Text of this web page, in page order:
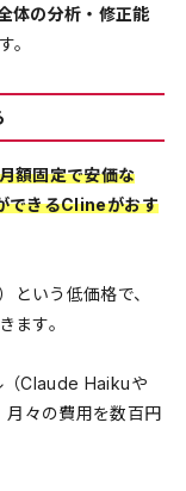
体の分析・修正能
。
額固定で安価な
できるClineがおす
いう低価格で、
ます。
（Claude Haikuや
月々の費用を数百円